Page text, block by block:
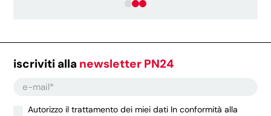
iscriviti alla newsletter PN24
Autorizzo il trattamento dei miei dati In conformità alla